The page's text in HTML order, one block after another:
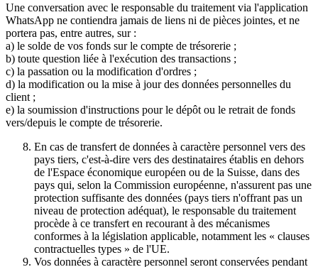
Une conversation avec le responsable du traitement via l'application
WhatsApp ne contiendra jamais de liens ni de pièces jointes, et ne
portera pas, entre autres, sur :
a) le solde de vos fonds sur le compte de trésorerie ;
b) toute question liée à l'exécution des transactions ;
c) la passation ou la modification d'ordres ;
d) la modification ou la mise à jour des données personnelles du
client ;
e) la soumission d'instructions pour le dépôt ou le retrait de fonds
vers/depuis le compte de trésorerie.
En cas de transfert de données à caractère personnel vers des
pays tiers, c'est-à-dire vers des destinataires établis en dehors
de l'Espace économique européen ou de la Suisse, dans des
pays qui, selon la Commission européenne, n'assurent pas une
protection suffisante des données (pays tiers n'offrant pas un
niveau de protection adéquat), le responsable du traitement
procède à ce transfert en recourant à des mécanismes
conformes à la législation applicable, notamment les « clauses
contractuelles types » de l'UE.
Vos données à caractère personnel seront conservées pendant